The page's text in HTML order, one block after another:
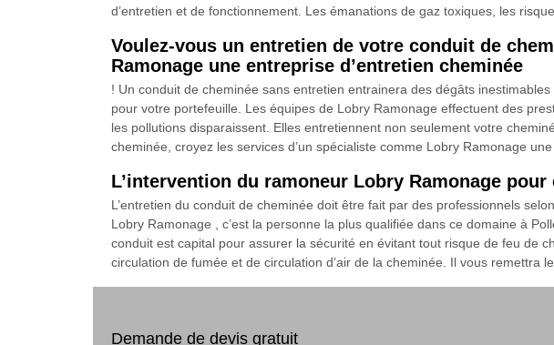
d’entretien et de fonctionnement. Les émanations de gaz toxiques, les
Voulez-vous un entretien de votre conduit de
Ramonage une entreprise d’entretien cheminée
! Un conduit de cheminée sans entretien entrainera des dégâts
pour votre portefeuille. Les équipes de Lobry Ramonage effectuent des
les pollutions disparaissent. Elles entretiennent non seulement votre
cheminée, croyez les services d’un spécialiste comme Lobry Ramonage
L’intervention du ramoneur Lobry Ramonage
L’entretien du conduit de cheminée doit être fait par des professionnels
Lobry Ramonage , c’est la personne la plus qualifiée dans ce domaine à
conduit est capital pour assurer la sécurité en évitant tout risque de feu de
circulation de fumée et de circulation d’air de la cheminée. Il vous remettra
Demande de devis gratuit